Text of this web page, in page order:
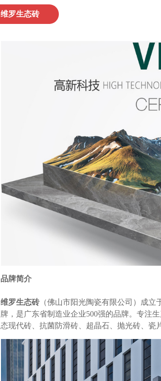
维罗生态砖
品牌简介
维罗生态砖 （佛山市阳光陶瓷有限公司）成
牌，是广东省制造业企业500强的品牌。专注
态现代砖、抗菌防滑砖、超晶石、抛光砖、瓷